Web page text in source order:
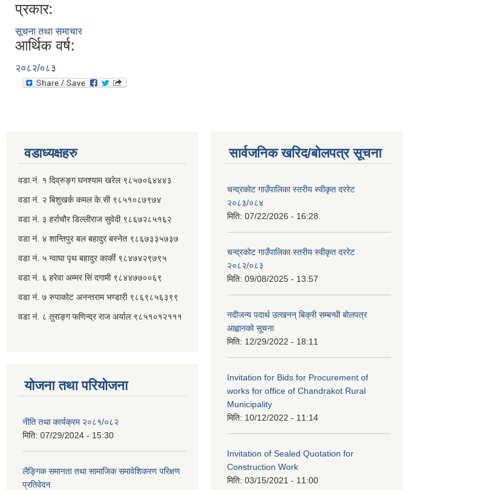
प्रकार:
सूचना तथा समाचार
आर्थिक वर्ष:
२०८२/०८३
वडाध्यक्षहरु
वडा नं. १ दिव्रुङ्ग घनश्याम खरेल ९८५७०६४४४३
वडा नं. २ ‌‍बिशुखर्क कमल के.सी ९८५१०८७९७४
वडा नं. ३ हर्राचौर डिल्लीराज सुवेदी ९८६७२८५१६२
वडा नं. ४ शान्तिपुर बल बहादुर बस्नेत​ ९८६७३३५७३७
वडा नं. ५ ग्वाघा पृथ बहादुर कार्की ९८४७४२९७९५
वडा नं. ६ हरेवा अम्मर सिं दगामी​ ९८४४७७००६९
वडा नं. ७ ‌‍रुपाकोट अनन्तराम भण्डारी ९८६९८५६३९९
वडा नं. ८ तुराङ्ग फणिन्द्र राज अर्याल ९८५१०१२१११
योजना तथा परियोजना
नीति तथा कार्यक्रम २०८१/०८२
मिति: 07/29/2024 - 15:30
लैङ्गिक समानता तथा सामाजिक समावेशिकरण परिक्षण
प्रतिवेदन
सार्वजनिक खरिद/बोलपत्र सूचना
चन्द्रकोट गाउँपालिका स्तरीय स्वीकृत दररेट
२०८३/०८४
मिति: 07/22/2026 - 16:28
चन्द्रकोट गाउँपालिका स्तरीय स्वीकृत दररेट
२०८२/०८३
मिति: 09/08/2025 - 13:57
नदीजन्य पदार्थ उत्खनन् बिक्री सम्बन्धी बोलपत्र
आह्वानको सूचना
मिति: 12/29/2022 - 18:11
Invitation for Bids for Procurement of
works for office of Chandrakot Rural
Municipality
मिति: 10/12/2022 - 11:14
Invitation of Sealed Quotation for
Construction Work
मिति: 03/15/2021 - 11:00